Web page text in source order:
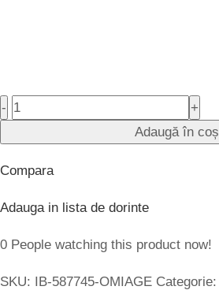
-
+
Adaugă în coș
Compara
Adauga in lista de dorinte
0 People watching this product now!
SKU: IB-587745-OMIAGE Categorie: